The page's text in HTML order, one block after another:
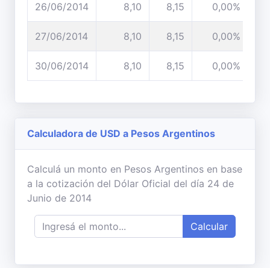
26/06/2014 8,10 8,15 0,00%
27/06/2014 8,10 8,15 0,00%
30/06/2014 8,10 8,15 0,00%
Calculadora de USD a Pesos Argentinos
Calculá un monto en Pesos Argentinos en base
a la cotización del Dólar Oficial del día 24 de
Junio de 2014
Calcular